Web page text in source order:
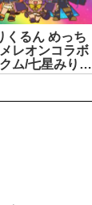
くるん めっち
レオンコラボ
クム/七星みりり/
・ルルリカ】